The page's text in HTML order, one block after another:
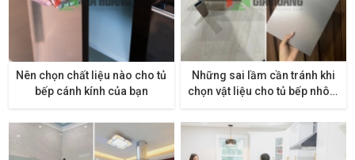
Nên chọn chất liệu nào cho tủ
bếp cánh kính của bạn
Những sai lầm cần tránh khi
chọn vật liệu cho tủ bếp nhôm